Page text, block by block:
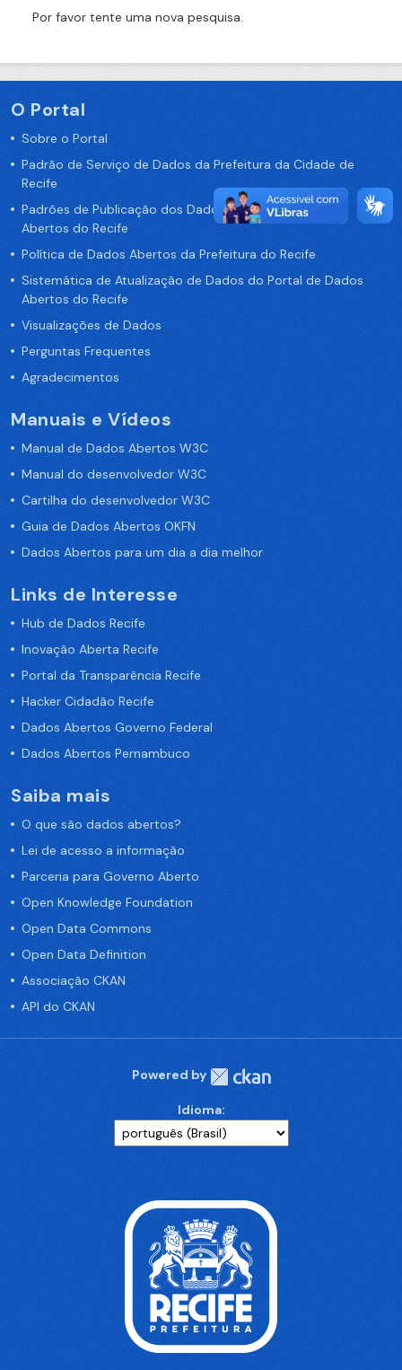
Por favor tente uma nova pesquisa.
O Portal
Sobre o Portal
Padrão de Serviço de Dados da Prefeitura da Cidade de
Recife
Padrões de Publicação dos Dados no Portal de Dados
Abertos do Recife
Política de Dados Abertos da Prefeitura do Recife
Sistemática de Atualização de Dados do Portal de Dados
Abertos do Recife
Visualizações de Dados
Perguntas Frequentes
Agradecimentos
Manuais e Vídeos
Manual de Dados Abertos W3C
Manual do desenvolvedor W3C
Cartilha do desenvolvedor W3C
Guia de Dados Abertos OKFN
Dados Abertos para um dia a dia melhor
Links de Interesse
Hub de Dados Recife
Inovação Aberta Recife
Portal da Transparência Recife
Hacker Cidadão Recife
Dados Abertos Governo Federal
Dados Abertos Pernambuco
Saiba mais
O que são dados abertos?
Lei de acesso a informação
Parceria para Governo Aberto
Open Knowledge Foundation
Open Data Commons
Open Data Definition
Associação CKAN
API do CKAN
Powered by
Idioma